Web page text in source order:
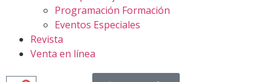
Programación Formación
Eventos Especiales
Revista
Venta en línea